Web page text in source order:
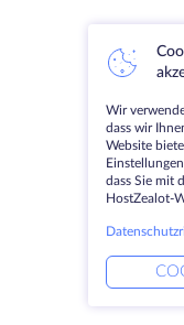
Wir
dass wir
Website
dass Sie mit
HostZealot-